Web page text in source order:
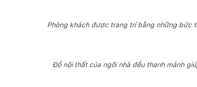
Phòng khách được trang trí bằng những bức
Đồ nội thất của ngôi nhà đều thanh mảnh